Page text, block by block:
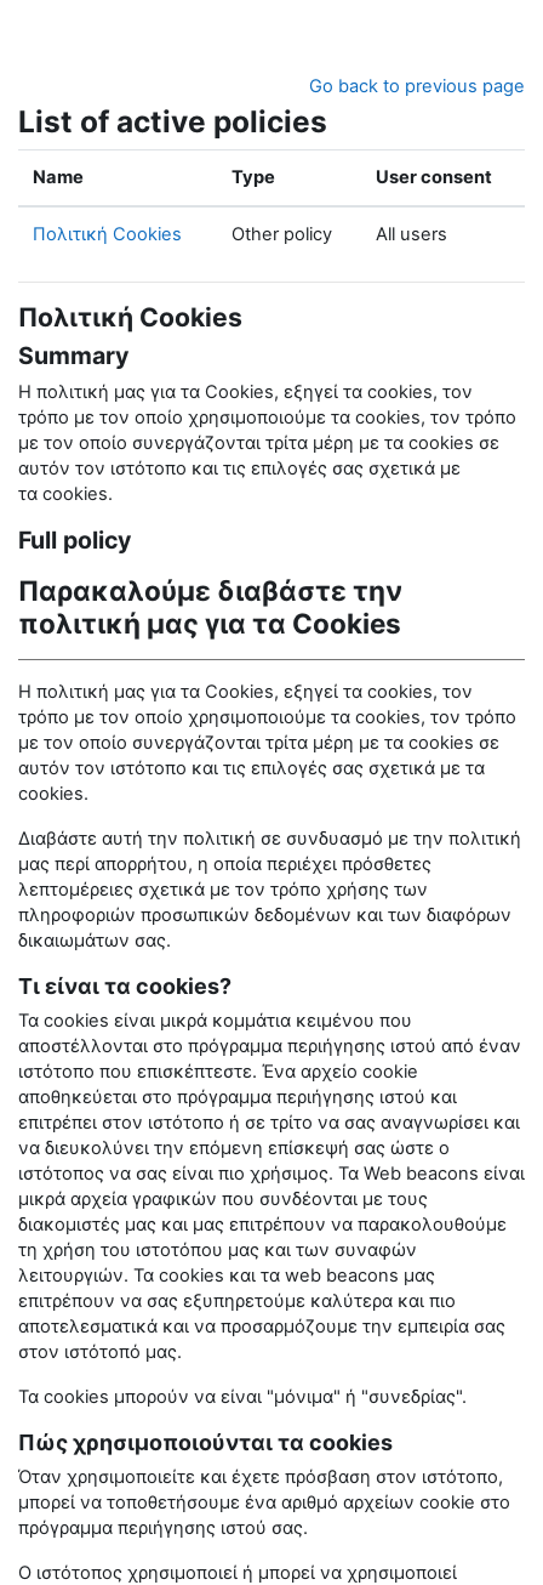
Go back to previous page
List of active policies
Name Type User consent
Πολιτική Cookies Other policy All users
Πολιτική Cookies
Summary
Η πολιτική μας για τα Cookies, εξηγεί τα cookies, τον
τρόπο με τον οποίο χρησιμοποιούμε τα cookies, τον τρόπο
με τον οποίο συνεργάζονται τρίτα μέρη με τα cookies σε
αυτόν τον ιστότοπο και τις επιλογές σας σχετικά με
τα cookies.
Full policy
Παρακαλούμε διαβάστε την
πολιτική μας για τα Cookies
Η πολιτική μας για τα Cookies, εξηγεί τα cookies, τον
τρόπο με τον οποίο χρησιμοποιούμε τα cookies, τον τρόπο
με τον οποίο συνεργάζονται τρίτα μέρη με τα cookies σε
αυτόν τον ιστότοπο και τις επιλογές σας σχετικά με τα
cookies.
Διαβάστε αυτή την πολιτική σε συνδυασμό με την πολιτική
μας περί απορρήτου, η οποία περιέχει πρόσθετες
λεπτομέρειες σχετικά με τον τρόπο χρήσης των
πληροφοριών προσωπικών δεδομένων και των διαφόρων
δικαιωμάτων σας.
Τι είναι τα cookies?
Τα cookies είναι μικρά κομμάτια κειμένου που
αποστέλλονται στο πρόγραμμα περιήγησης ιστού από έναν
ιστότοπο που επισκέπτεστε. Ένα αρχείο cookie
αποθηκεύεται στο πρόγραμμα περιήγησης ιστού και
επιτρέπει στον ιστότοπο ή σε τρίτο να σας αναγνωρίσει και
να διευκολύνει την επόμενη επίσκεψή σας ώστε ο
ιστότοπος να σας είναι πιο χρήσιμος. Τα Web beacons είναι
μικρά αρχεία γραφικών που συνδέονται με τους
διακομιστές μας και μας επιτρέπουν να παρακολουθούμε
τη χρήση του ιστοτόπου μας και των συναφών
λειτουργιών. Τα cookies και τα web beacons μας
επιτρέπουν να σας εξυπηρετούμε καλύτερα και πιο
αποτελεσματικά και να προσαρμόζουμε την εμπειρία σας
στον ιστότοπό μας.
Τα cookies μπορούν να είναι "μόνιμα" ή "συνεδρίας".
Πώς χρησιμοποιούνται τα cookies
Όταν χρησιμοποιείτε και έχετε πρόσβαση στον ιστότοπο,
μπορεί να τοποθετήσουμε ένα αριθμό αρχείων cookie στο
πρόγραμμα περιήγησης ιστού σας.
Ο ιστότοπος χρησιμοποιεί ή μπορεί να χρησιμοποιεί